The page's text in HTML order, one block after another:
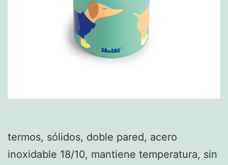
termos, sólidos, doble pared, acero
inoxidable 18/10, mantiene temperatura, sin